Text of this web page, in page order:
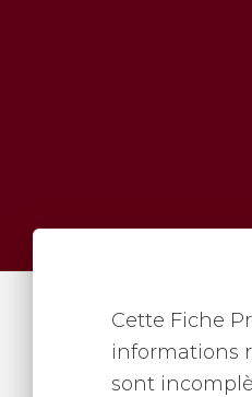
Cette Fiche
informations
sont